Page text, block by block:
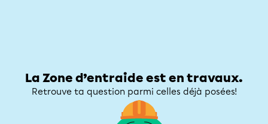
La Zone d’entraide est en travaux.
Retrouve ta question parmi celles déjà posées!